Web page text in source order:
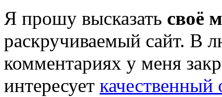
Я прошу высказать своё
раскручиваемый сайт. В
комментариях у меня
интересует